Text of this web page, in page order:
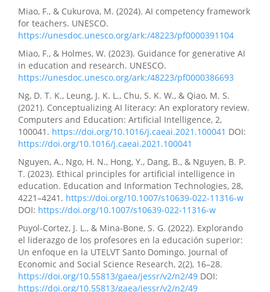
Miao, F., & Cukurova, M. (2024). AI competency framework
for teachers. UNESCO.
https://unesdoc.unesco.org/ark:/48223/pf0000391104
Miao, F., & Holmes, W. (2023). Guidance for generative AI
in education and research. UNESCO.
https://unesdoc.unesco.org/ark:/48223/pf0000386693
Ng, D. T. K., Leung, J. K. L., Chu, S. K. W., & Qiao, M. S.
(2021). Conceptualizing AI literacy: An exploratory review.
Computers and Education: Artificial Intelligence, 2,
100041. https://doi.org/10.1016/j.caeai.2021.100041 DOI:
https://doi.org/10.1016/j.caeai.2021.100041
Nguyen, A., Ngo, H. N., Hong, Y., Dang, B., & Nguyen, B. P.
T. (2023). Ethical principles for artificial intelligence in
education. Education and Information Technologies, 28,
4221–4241. https://doi.org/10.1007/s10639-022-11316-w
DOI: https://doi.org/10.1007/s10639-022-11316-w
Puyol-Cortez, J. L., & Mina-Bone, S. G. (2022). Explorando
el liderazgo de los profesores en la educación superior:
Un enfoque en la UTELVT Santo Domingo. Journal of
Economic and Social Science Research, 2(2), 16–28.
https://doi.org/10.55813/gaea/jessr/v2/n2/49 DOI:
https://doi.org/10.55813/gaea/jessr/v2/n2/49